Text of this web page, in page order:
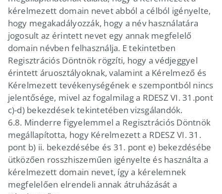
kérelmezett domain nevet abból a célból igényelte,
hogy megakadályozzák, hogy a név használatára
jogosult az érintett nevet egy annak megfelelő
domain névben felhasználja. E tekintetben
Regisztrációs Döntnök rögzíti, hogy a védjeggyel
érintett áruosztályoknak, valamint a Kérelmező és
Kérelmezett tevékenységének e szempontból nincs
jelentősége, mivel az fogalmilag a RDESZ VI. 31.pont
c)-d) bekezdések tekintetében vizsgálandók.
6.8. Minderre figyelemmel a Regisztrációs Döntnök
megállapította, hogy Kérelmezett a RDESZ VI. 31.
pont b) ii. bekezdésébe és 31. pont e) bekezdésébe
ütközően rosszhiszeműen igényelte és használta a
kérelmezett domain nevet, így a kérelemnek
megfelelően elrendeli annak átruházását a